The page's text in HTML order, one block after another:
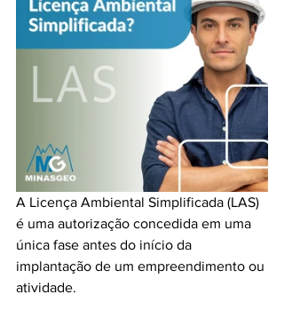
A Licença Ambiental Simplificada (LAS)
é uma autorização concedida em uma
única fase antes do início da
implantação de um empreendimento ou
atividade.